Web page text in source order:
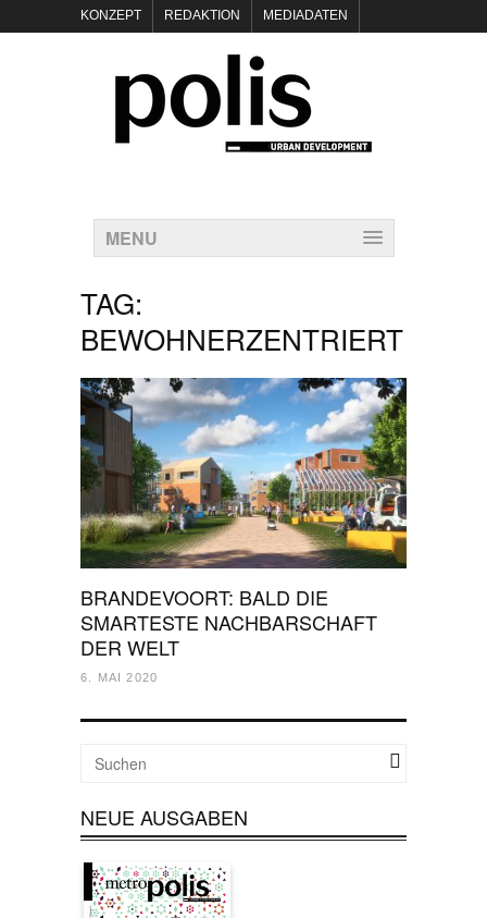
KONZEPT REDAKTION MEDIADATEN
POLIS KEYNOTES
KONTAKT DATENSCHUTZ IMPRESSUM
MENU
TAG:
BEWOHNERZENTRIERT
BRANDEVOORT: BALD DIE
SMARTESTE NACHBARSCHAFT
DER WELT
6. MAI 2020
NEUE AUSGABEN